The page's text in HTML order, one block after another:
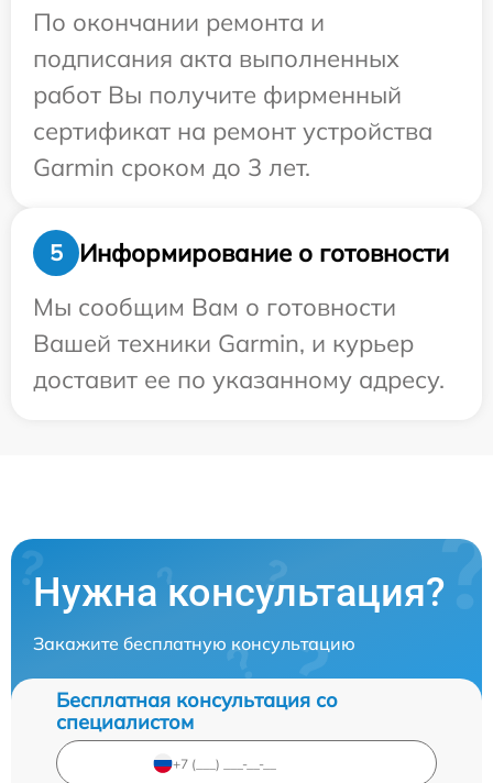
По окончании ремонта и
подписания акта выполненных
работ Вы получите фирменный
сертификат на ремонт устройства
Garmin сроком до 3 лет.
5
Информирование о готовности
Мы сообщим Вам о готовности
Вашей техники Garmin, и курьер
доставит ее по указанному адресу.
Нужна консультация?
Закажите бесплатную консультацию
Бесплатная консультация со
специалистом